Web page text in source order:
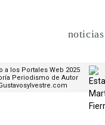
noticias
a los Portales Web 2025
Periodismo de Autor